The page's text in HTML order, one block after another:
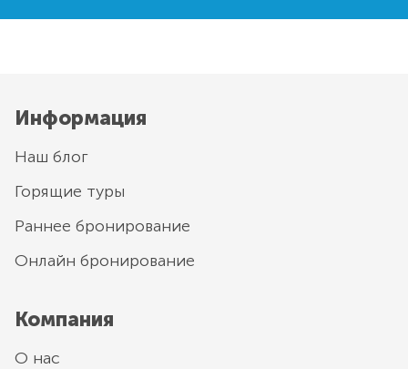
Информация
Наш блог
Горящие туры
Раннее бронирование
Онлайн бронирование
Компания
О нас